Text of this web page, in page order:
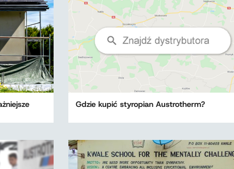
Gdzie kupić styropian Austrotherm?